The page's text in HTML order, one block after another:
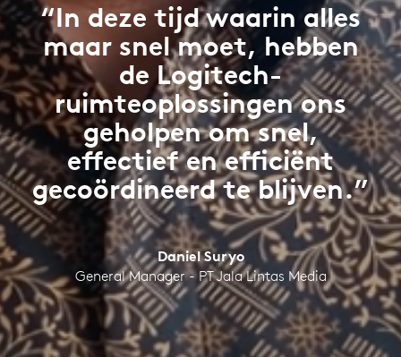
“In deze tijd waarin alles
maar snel moet, hebben
de Logitech-
ruimteoplossingen ons
geholpen om snel,
effectief en efficiënt
gecoördineerd te blijven.”
Daniel Suryo
General Manager - PT Jala Lintas Media